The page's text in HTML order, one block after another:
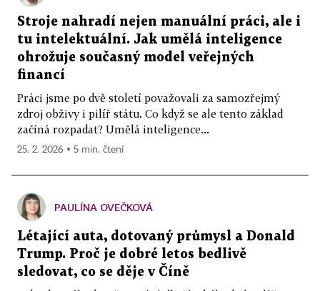
Stroje nahradí nejen manuální práci, ale i
tu intelektuální. Jak umělá inteligence
ohrožuje současný model veřejných
financí
Práci jsme po dvě století považovali za samozřejmý
zdroj obživy i pilíř státu. Co když se ale tento základ
začíná rozpadat? Umělá inteligence...
25. 2. 2026 ▪ 5 min. čtení
PAULÍNA OVEČKOVÁ
Létající auta, dotovaný průmysl a Donald
Trump. Proč je dobré letos bedlivě
sledovat, co se děje v Číně